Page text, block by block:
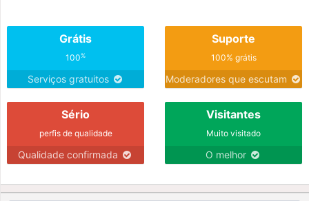
Grátis
100%
Serviços gratuitos
Suporte
100% grátis
Moderadores que escutam
Sério
perfis de qualidade
Qualidade confirmada
Visitantes
Muito visitado
O melhor